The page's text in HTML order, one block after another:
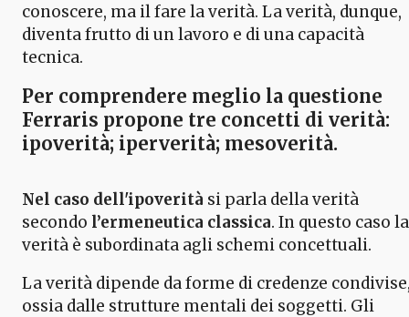
conoscere, ma il fare la verità. La verità, dunque,
diventa frutto di un lavoro e di una capacità
tecnica.
Per comprendere meglio la questione
Ferraris propone tre concetti di verità:
ipoverità; iperverità; mesoverità.
Nel caso dell'ipoverità si parla della verità
secondo l’ermeneutica classica. In questo caso la
verità è subordinata agli schemi concettuali.
La verità dipende da forme di credenze
ossia dalle strutture mentali dei soggetti. Gli